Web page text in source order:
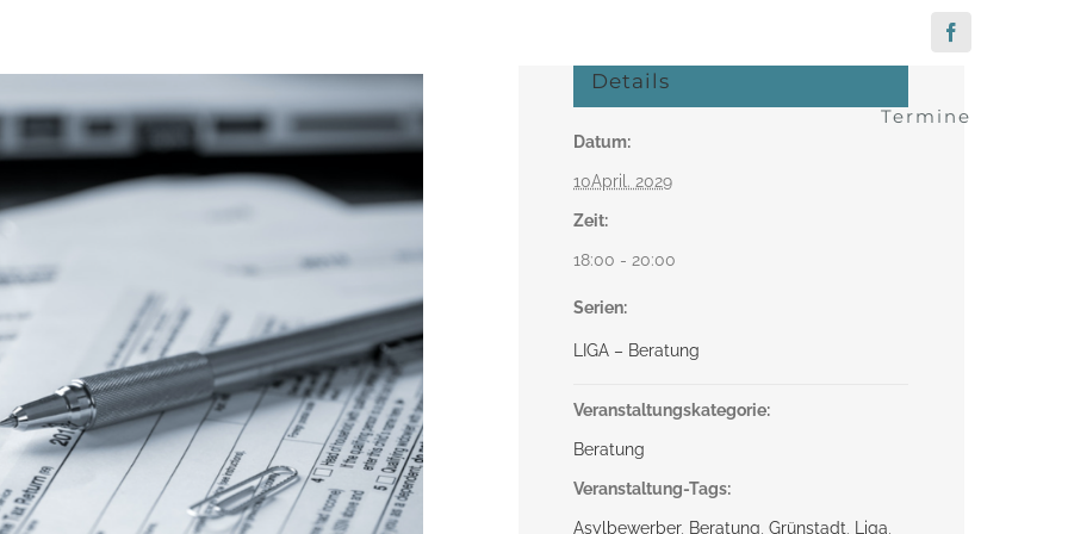
Facebook
Termine
Details
Datum:
10April. 2029
Zeit:
18:00 - 20:00
Serien:
LIGA – Beratung
Veranstaltungskategorie:
Beratung
Veranstaltung-Tags:
Asylbewerber, Beratung ,Grünstadt Liga